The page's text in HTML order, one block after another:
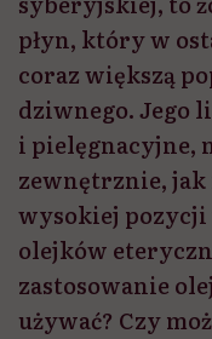
płyn, który w
coraz większą
dziwnego. Jego
i pielęgnacyjne,
zewnętrznie,
wysokiej
olejków
zastosowanie
używać? Czy